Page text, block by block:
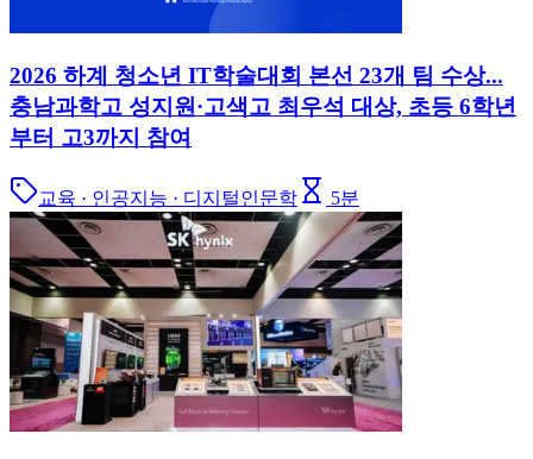
2026 하계 청소년 IT학술대회 본선 23개 팀 수상...
충남과학고 성지원·고색고 최우석 대상, 초등 6학년
부터 고3까지 참여
교육 · 인공지능 · 디지털인문학 5분